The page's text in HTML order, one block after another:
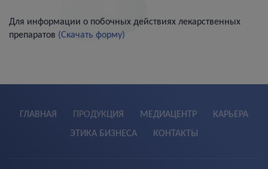
Для информации о побочных действиях лекарственных
препаратов (Скачать форму)
ГЛАВНАЯ ПРОДУКЦИЯ МЕДИАЦЕНТР
КАРЬЕРА
ЭТИКА БИЗНЕСА
КОНТАКТЫ